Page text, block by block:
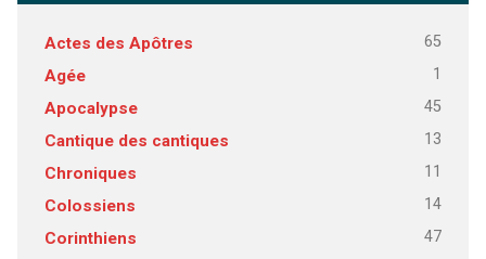
Actes des Apôtres 65
Agée 1
Apocalypse 45
Cantique des cantiques 13
Chroniques 11
Colossiens 14
Corinthiens 47